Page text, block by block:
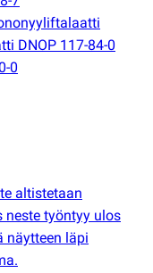
DNOP 117-84-0
0
altistetaan
neste työntyy ulos
näytteen läpi